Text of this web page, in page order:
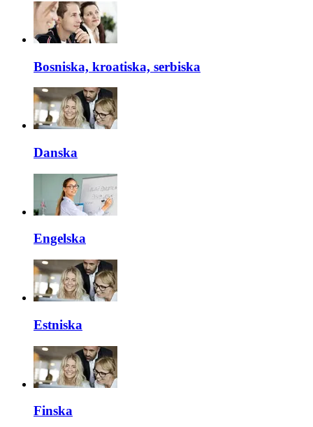
Bosniska, kroatiska, serbiska
Danska
Engelska
Estniska
Finska